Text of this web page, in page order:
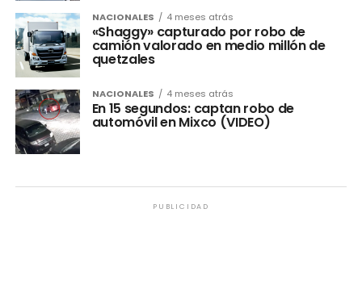
NACIONALES 4 meses atrás
«Shaggy» capturado por robo de
camión valorado en medio millón de
quetzales
NACIONALES 4 meses atrás
En 15 segundos: captan robo de
automóvil en Mixco (VIDEO)
PUBLICIDAD